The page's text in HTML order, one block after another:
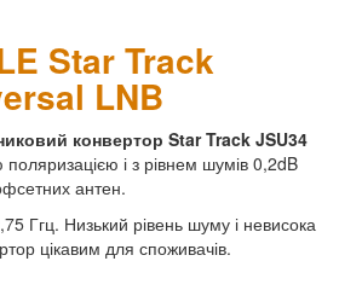
Star Track
LNB
конвертор Star Track JSU34
поляризацією і з рівнем шумів 0,2dB
антен.
Ггц. Низький рівень шуму і невисока
цікавим для споживачів.